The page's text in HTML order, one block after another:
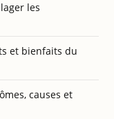
les
et bienfaits du
causes et